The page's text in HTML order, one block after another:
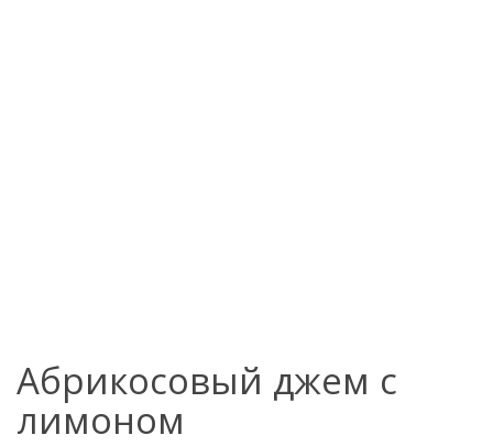
Абрикосовый джем с
лимоном